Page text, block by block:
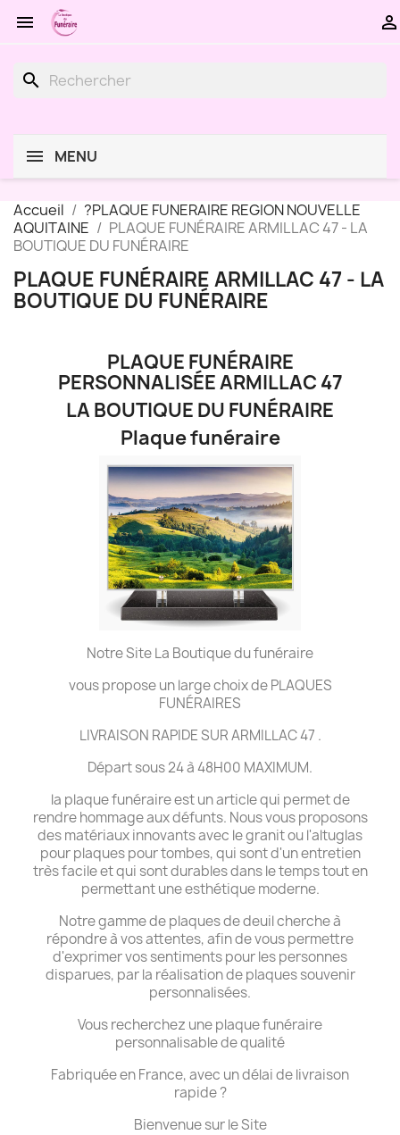
 
search
MENU
Accueil
?PLAQUE FUNERAIRE REGION NOUVELLE
AQUITAINE
PLAQUE FUNÉRAIRE ARMILLAC 47 - LA
BOUTIQUE DU FUNÉRAIRE
PLAQUE FUNÉRAIRE ARMILLAC 47 - LA
BOUTIQUE DU FUNÉRAIRE
PLAQUE FUNÉRAIRE
PERSONNALISÉE ARMILLAC 47
LA BOUTIQUE DU FUNÉRAIRE
Plaque funéraire
Notre Site La Boutique du funéraire
vous propose un large choix de PLAQUES
FUNÉRAIRES
LIVRAISON RAPIDE SUR ARMILLAC 47 .
Départ sous 24 à 48H00 MAXIMUM.
la plaque funéraire est un article qui permet de
rendre hommage aux défunts. Nous vous proposons
des matériaux innovants avec le granit ou l'altuglas
pour plaques pour tombes, qui sont d'un entretien
très facile et qui sont durables dans le temps tout en
permettant une esthétique moderne.
Notre gamme de plaques de deuil cherche à
répondre à vos attentes, afin de vous permettre
d'exprimer vos sentiments pour les personnes
disparues, par la réalisation de plaques souvenir
personnalisées.
Vous recherchez une plaque funéraire
personnalisable de qualité
Fabriquée en France, avec un délai de livraison
rapide ?
Bienvenue sur le Site